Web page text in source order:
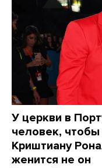
У церкви в
человек,
Криштиану
женится не он